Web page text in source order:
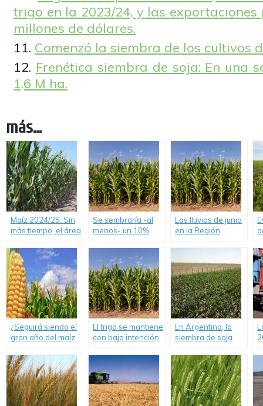
trigo en la 2023/24, y las
millones de dólares.
Comenzó la siembra de los cultivos
Frenética siembra de soja: En una
1,6 M ha.
más...
Maíz 2024/25: Sin
más tiempo, el área
cerraría con una
caída interanual
cercana al 50%.
Se sembraría -al
menos- un 10%
Las lluvias de junio
en la Región
ya cubre la mitad
del área prevista
¿Seguirá siendo el
gran año del maíz
cambios de
precios?
El trigo se mantiene
con baja intención
En Argentina, la
siembra de soja
700.000 hectáreas.